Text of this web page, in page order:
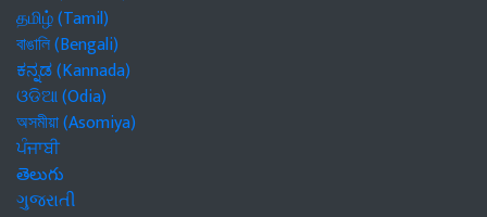
தமிழ் (Tamil)
বাঙালি (Bengali)
ಕನ್ನಡ (Kannada)
ଓଡିଆ (Odia)
অসমীয়া (Asomiya)
ਪੰਜਾਬੀ
తెలుగు
ગુજરાતી